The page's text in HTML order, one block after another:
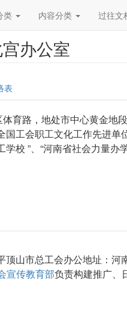
类 内容分类 过往文
办公室
表
育路，地处市中心黄金地
国工会职工文化工作先进单
校 ”、“河南省社会力量办
顶山市总工会办公地址：河
宣传教育部负责构建推广、